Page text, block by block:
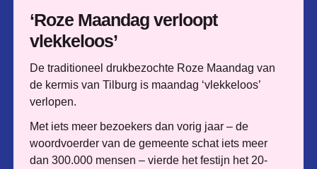
‘Roze Maandag verloopt
vlekkeloos’
De traditioneel drukbezochte Roze Maandag van
de kermis van Tilburg is maandag ‘vlekkeloos’
verlopen.
Met iets meer bezoekers dan vorig jaar – de
woordvoerder van de gemeente schat iets meer
dan 300.000 mensen – vierde het festijn het 20-